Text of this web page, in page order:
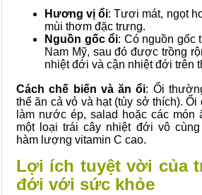
Hương vị ổi: Tươi mát, ngọt
mùi thơm đặc trưng.
Nguồn gốc ổi: Có nguồn gốc
Nam Mỹ, sau đó được trồng
nhiệt đới và cận nhiệt đới trên
Cách chế biến và ăn ổi: Ổi
thể ăn cả vỏ và hạt (tùy sở thích).
làm nước ép, salad hoặc các món
một loại trái cây nhiệt đới vô
hàm lượng vitamin C cao.
Lợi ích tuyệt vời của
đới với sức khỏe